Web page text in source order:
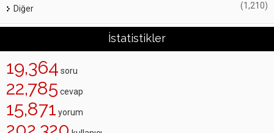
Diğer (1,210)
İstatistikler
19,364 soru
22,785 cevap
15,871 yorum